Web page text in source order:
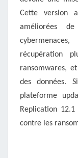
Cette version
améliorées
récupération
ransomwares,
des données.
plateforme
Replication
contre les